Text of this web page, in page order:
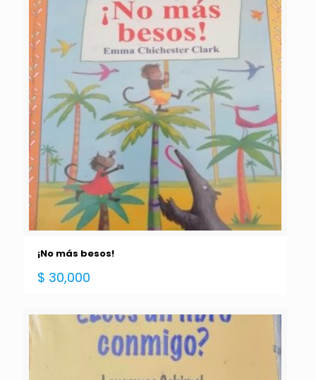
¡No más besos!
$ 30,000